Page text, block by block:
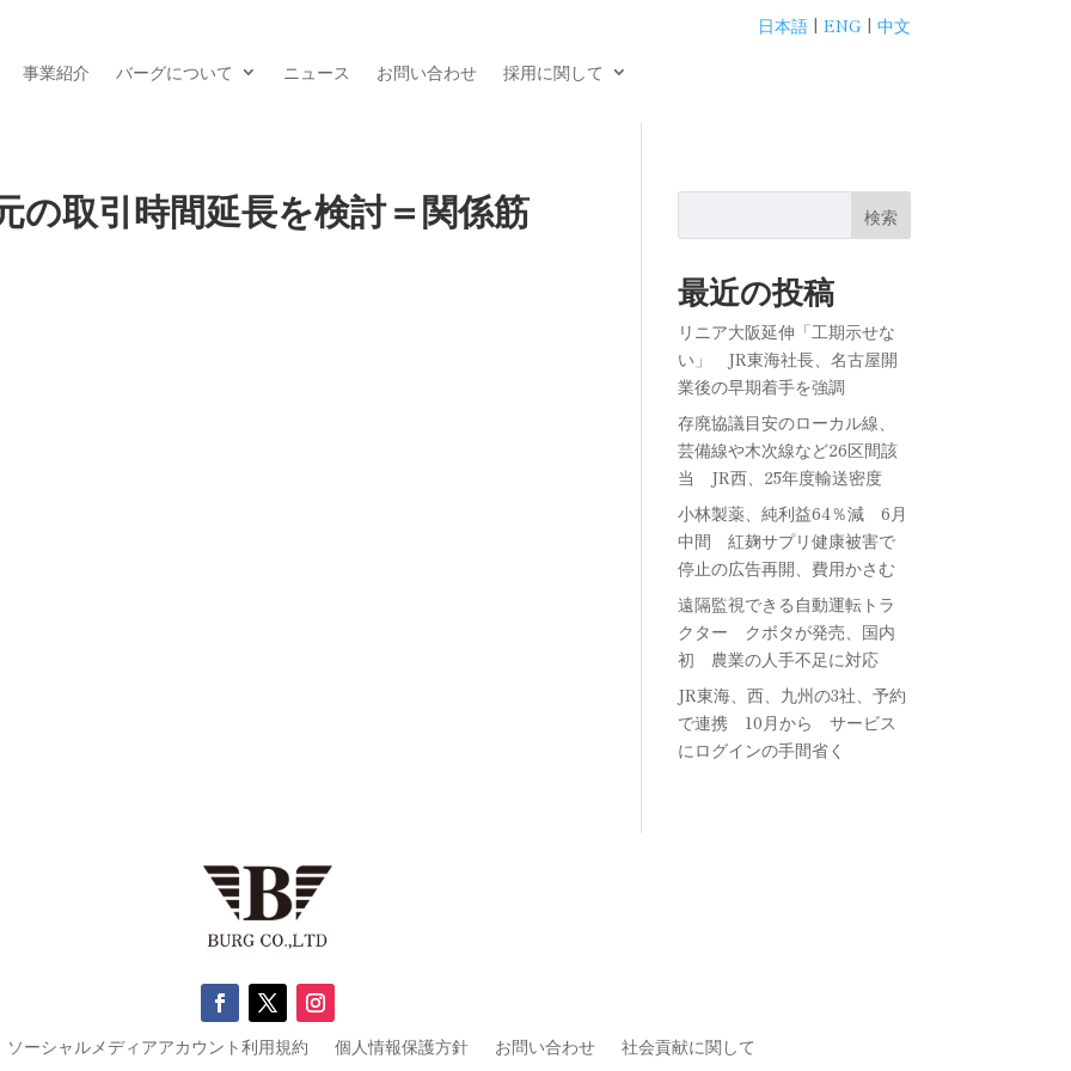
日本語| ENG| 中文
事業紹介 バーグについて ニュース お問い合わせ 採用に関して
の取引時間延長を検討＝関係筋 検索
最近の投稿
リニア大阪延伸「工期示せな
い」 JR東海社長、名古屋開
業後の早期着手を強調
存廃協議目安のローカル線、
芸備線や木次線など26区間該
当 JR西、25年度輸送密度
小林製薬、純利益64％減 6月
中間 紅麹サプリ健康被害で
停止の広告再開、費用かさむ
遠隔監視できる自動運転トラ
クター クボタが発売、国内
初 農業の人手不足に対応
JR東海、西、九州の3社、予約
で連携 10月から サービス
にログインの手間省く
ソーシャルメディアアカウント利用規約 個人情報保護方針 お問い合わせ 社会貢献に関して